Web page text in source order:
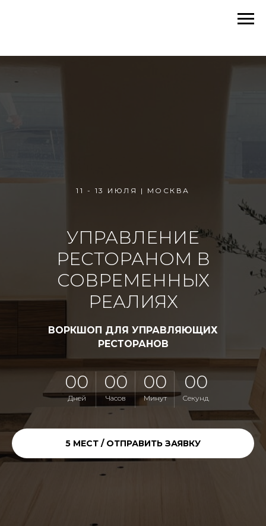
11 - 13 ИЮЛЯ | МОСКВА
УПРАВЛЕНИЕ
РЕСТОРАНОМ В
СОВРЕМЕННЫХ
РЕАЛИЯХ
ВОРКШОП ДЛЯ УПРАВЛЯЮЩИХ
РЕСТОРАНОВ
00
Дней
00
Часов
00
Минут
00
Секунд
5 МЕСТ / ОТПРАВИТЬ ЗАЯВКУ